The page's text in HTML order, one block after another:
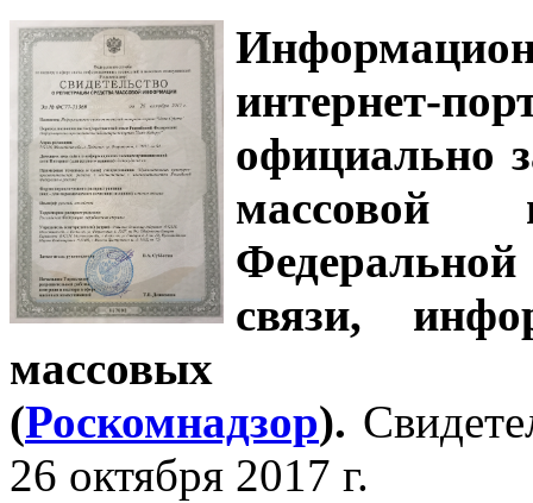
интернет-
официально
связи,
массовых
(Роскомнадзор).
26 октября 2017 г.